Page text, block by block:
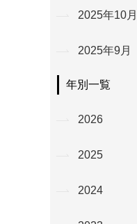
2025年10月
2025年9月
年別一覧
2026
2025
2024